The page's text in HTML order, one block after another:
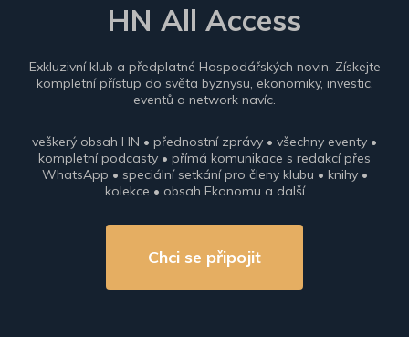
HN All Access
Exkluzivní klub a předplatné Hospodářských novin. Získejte
kompletní přístup do světa byznysu, ekonomiky, investic,
eventů a network navíc.
veškerý obsah HN • přednostní zprávy • všechny eventy •
kompletní podcasty • přímá komunikace s redakcí přes
WhatsApp • speciální setkání pro členy klubu • knihy •
kolekce • obsah Ekonomu a další
Chci se připojit